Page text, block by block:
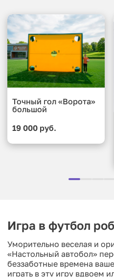
Точный гол «Ворота»
большой
19 000 руб.
Игра в футбол
Уморительно веселая и
«Настольный автобол»
беззаботные времена
играть в эту игру вдвоем